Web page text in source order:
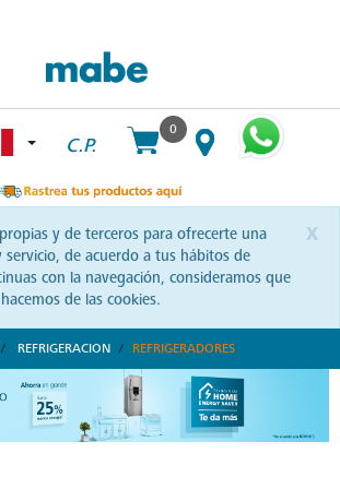
C.P.
0
x
y de terceros para ofrecerte una
servicio, de acuerdo a tus hábitos de
con la navegación, consideramos que
de las cookies.
REFRIGERACION REFRIGERADORES